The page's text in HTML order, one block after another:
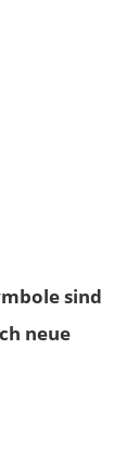
sind
neue